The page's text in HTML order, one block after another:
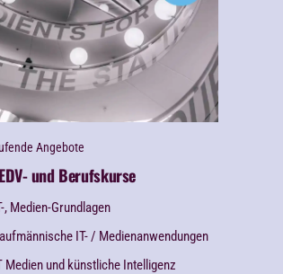
Angebote
und Berufskurse
, Medien-Grundlagen
IT- / Medienanwendungen
Medien und künstliche Intelligenz